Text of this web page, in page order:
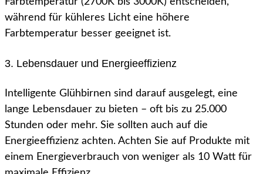
während für kühleres Licht eine höhere
Farbtemperatur besser geeignet ist.
3. Lebensdauer und Energieeffizienz
Intelligente Glühbirnen sind darauf ausgelegt, eine
lange Lebensdauer zu bieten – oft bis zu 25.000
Stunden oder mehr. Sie sollten auch auf die
Energieeffizienz achten. Achten Sie auf Produkte mit
einem Energieverbrauch von weniger als 10 Watt für